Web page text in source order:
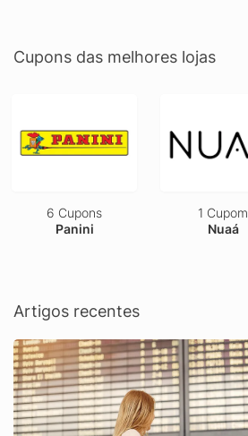
Cupons das melhores lojas
6 Cupons
Panini
1 Cupom
Nuaá
Artigos recentes